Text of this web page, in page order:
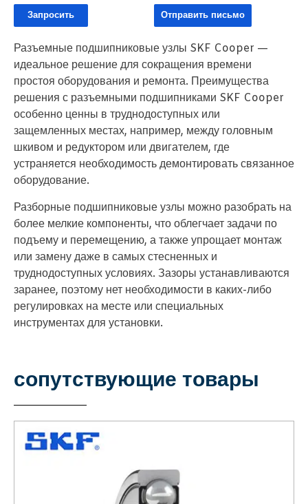
Запросить Отправить письмо
Разъемные подшипниковые узлы SKF Cooper —
идеальное решение для сокращения времени
простоя оборудования и ремонта. Преимущества
решения с разъемными подшипниками SKF Cooper
особенно ценны в труднодоступных или
защемленных местах, например, между головным
шкивом и редуктором или двигателем, где
устраняется необходимость демонтировать связанное
оборудование.
Разборные подшипниковые узлы можно разобрать на
более мелкие компоненты, что облегчает задачи по
подъему и перемещению, а также упрощает монтаж
или замену даже в самых стесненных и
труднодоступных условиях. Зазоры устанавливаются
заранее, поэтому нет необходимости в каких-либо
регулировках на месте или специальных
инструментах для установки.
сопутствующие товары